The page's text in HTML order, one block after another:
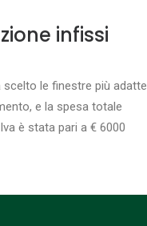
infissi
scelto le finestre più adatte
e la spesa totale
è stata pari a € 6000